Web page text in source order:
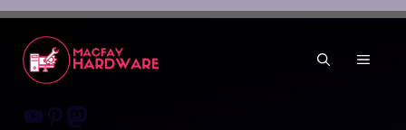
Aller
contenu
MENU
Youtube
Pinterest
Mastodon